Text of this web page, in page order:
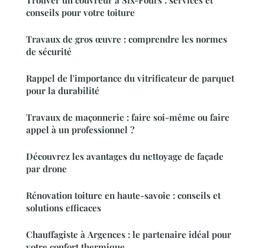
conseils pour votre toiture
Travaux de gros œuvre : comprendre les normes
de sécurité
Rappel de l'importance du vitrificateur de parquet
pour la durabilité
Travaux de maçonnerie : faire soi-même ou faire
appel à un professionnel ?
Découvrez les avantages du nettoyage de façade
par drone
Rénovation toiture en haute-savoie : conseils et
solutions efficaces
Chauffagiste à Argences : le partenaire idéal pour